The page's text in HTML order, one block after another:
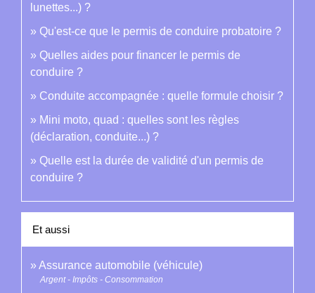
lunettes...) ?
Qu'est-ce que le permis de conduire probatoire ?
Quelles aides pour financer le permis de
conduire ?
Conduite accompagnée : quelle formule choisir ?
Mini moto, quad : quelles sont les règles
(déclaration, conduite...) ?
Quelle est la durée de validité d'un permis de
conduire ?
Et aussi
Assurance automobile (véhicule)
Argent - Impôts - Consommation